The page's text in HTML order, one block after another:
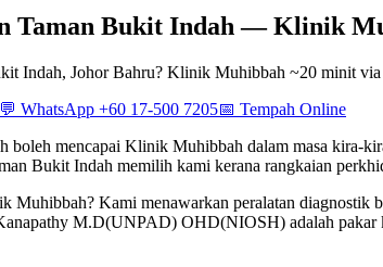
Taman Bukit Indah — Klinik
Indah, Johor Bahru? Klinik Muhibbah ~20 minit
💬 WhatsApp +60 17-500 7205📅 Tempah Online
boleh mencapai Klinik Muhibbah dalam masa kira-
Bukit Indah memilih kami kerana rangkaian
Muhibbah? Kami menawarkan peralatan
M.D(UNPAD) OHD(NIOSH) adalah pakar